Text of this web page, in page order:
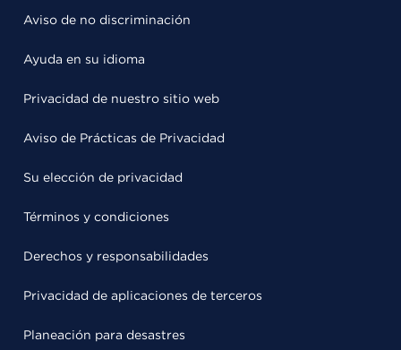
Aviso de no discriminación
Ayuda en su idioma
Privacidad de nuestro sitio web
Aviso de Prácticas de Privacidad
Su elección de privacidad
Términos y condiciones
Derechos y responsabilidades
Privacidad de aplicaciones de terceros
Planeación para desastres